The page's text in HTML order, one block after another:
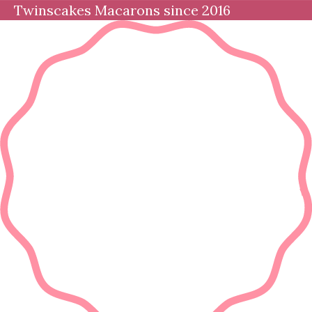
Twinscakes Macarons since 2016